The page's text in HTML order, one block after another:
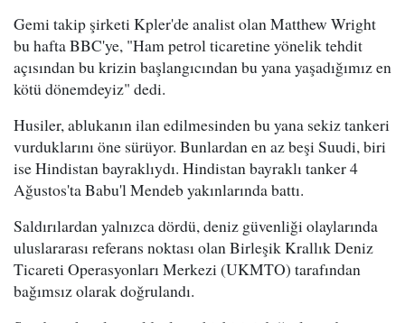
Gemi takip şirketi Kpler'de analist olan Matthew Wright
bu hafta BBC'ye, "Ham petrol ticaretine yönelik tehdit
açısından bu krizin başlangıcından bu yana yaşadığımız en
kötü dönemdeyiz" dedi.
Husiler, ablukanın ilan edilmesinden bu yana sekiz tankeri
vurduklarını öne sürüyor. Bunlardan en az beşi Suudi, biri
ise Hindistan bayraklıydı. Hindistan bayraklı tanker 4
Ağustos'ta Babu'l Mendeb yakınlarında battı.
Saldırılardan yalnızca dördü, deniz güvenliği olaylarında
uluslararası referans noktası olan Birleşik Krallık Deniz
Ticareti Operasyonları Merkezi (UKMTO) tarafından
bağımsız olarak doğrulandı.